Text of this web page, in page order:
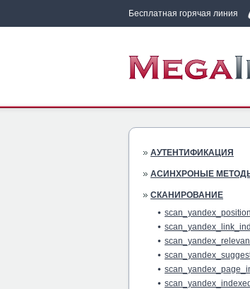
Бесплатная горячая линия
АУТЕНТИФИКАЦИЯ
АСИНХРОНЫЕ
СКАНИРОВАНИЕ
scan_yandex_position